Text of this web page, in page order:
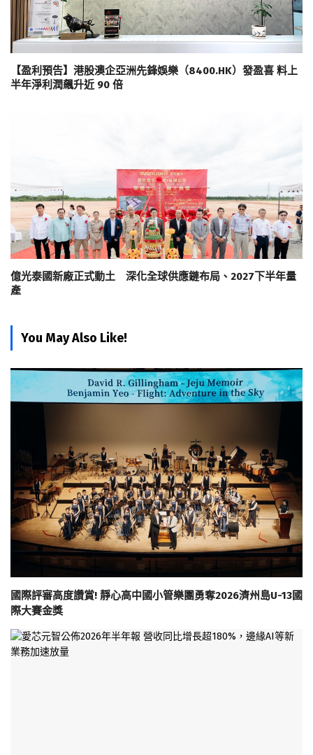
【盈利預告】港股澳企亞洲先鋒娛樂（8400.HK）發盈喜 料上
半年淨利潤飆升近 90 倍
億光泰國新廠正式動土 深化全球供應鏈布局、2027下半年量
產
You May Also Like!
國際評審高度讚賞! 靜心高中國小管樂團勇奪2026濟州島U-13國
際大賽金獎